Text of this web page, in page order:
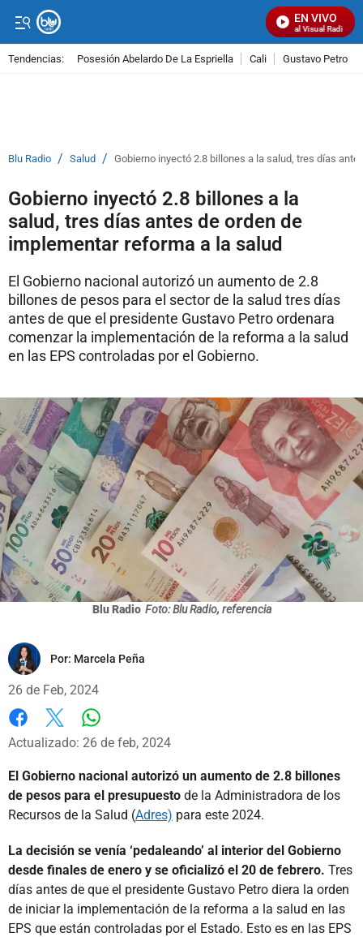
EN VIVO
Señal Visual Radio
Tendencias: Posesión Abelardo De La Espriella Cali Gustavo Petro
Blu Radio / Salud / Gobierno inyectó 2.8 billones a la salud, tres días
Gobierno inyectó 2.8 billones a la
salud, tres días antes de orden de
implementar reforma a la salud
El Gobierno nacional autorizó un aumento de 2.8
billones de pesos para el sector de la salud tres días
antes de que el presidente Gustavo Petro ordenara
comenzar la implementación de la reforma a la salud
en las EPS controladas por el Gobierno.
Blu Radio Foto: Blu Radio, referencia
Por: Marcela Peña
26 de Feb, 2024
Facebook
X
Actualizado: 26 de feb, 2024
El Gobierno nacional autorizó un aumento de 2.8 billones
de pesos para el presupuesto de la Administradora de los
Recursos de la Salud (Adres) para este 2024.
La decisión se venía ‘pedaleando’ al interior del Gobierno
desde finales de enero y se oficializó el 20 de febrero. Tres
días antes de que el presidente Gustavo Petro diera la orden
de iniciar la implementación de la reforma a la salud en las
EPS que están controladas por el Estado. Esto es en las EPS